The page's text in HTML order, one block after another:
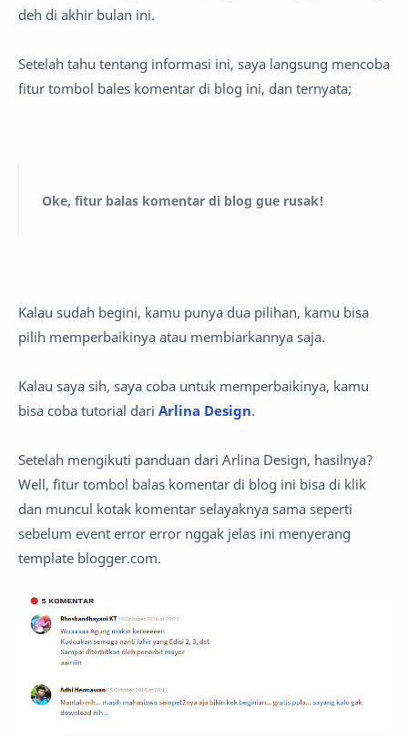
deh di akhir bulan ini.
Setelah tahu tentang informasi ini, saya langsung mencoba
fitur tombol bales komentar di blog ini, dan ternyata;
Oke, fitur balas komentar di blog gue rusak!
Kalau sudah begini, kamu punya dua pilihan, kamu bisa
pilih memperbaikinya atau membiarkannya saja.
Kalau saya sih, saya coba untuk memperbaikinya, kamu
bisa coba tutorial dari Arlina Design.
Setelah mengikuti panduan dari Arlina Design, hasilnya?
Well, fitur tombol balas komentar di blog ini bisa di klik
dan muncul kotak komentar selayaknya sama seperti
sebelum event error error nggak jelas ini menyerang
template blogger.com.